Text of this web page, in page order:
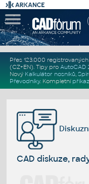
Přes 123.000
(CZ+EN). Tipy pro AutoCAD
Nový Kalkulátor nosníků,
Převodníky. Kompletní
CAD diskuze,